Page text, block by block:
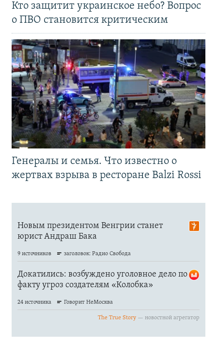
Кто защитит украинское небо? Вопрос
о ПВО становится критическим
Генералы и семья. Что известно о
жертвах взрыва в ресторане Balzi Rossi